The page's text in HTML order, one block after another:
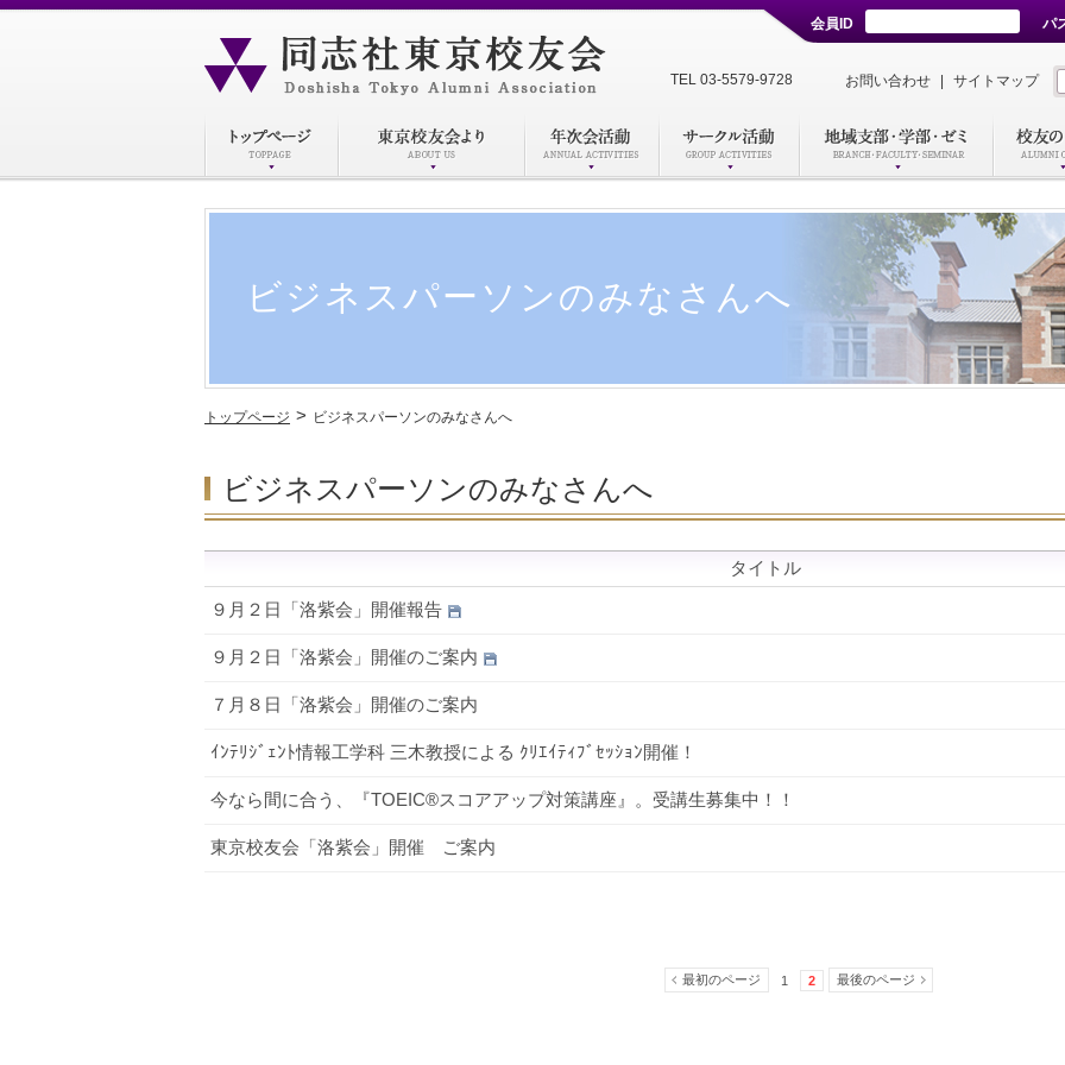
会員ID パ
TEL 03-5579-9728 お問い合わせ サイトマップ
ビジネスパーソンのみなさんへ
トップページ > ビジネスパーソンのみなさんへ
ビジネスパーソンのみなさんへ
タイトル
９月２日「洛紫会」開催報告
９月２日「洛紫会」開催のご案内
７月８日「洛紫会」開催のご案内
ｲﾝﾃﾘｼﾞｪﾝﾄ情報工学科 三木教授による ｸﾘｴｲﾃｨﾌﾞｾｯｼｮﾝ開催！
今なら間に合う、『TOEIC®スコアアップ対策講座』。受講生募集中！！
東京校友会「洛紫会」開催 ご案内
最初のページ 1 2 最後のページ